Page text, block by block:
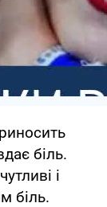
біль.
і
біль.